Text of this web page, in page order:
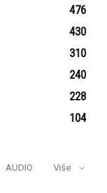
476
430
310
240
228
104
AUDIO Više